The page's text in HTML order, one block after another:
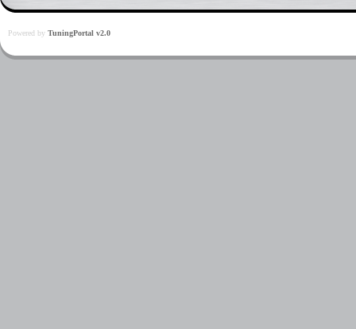
Powered by TuningPortal v2.0